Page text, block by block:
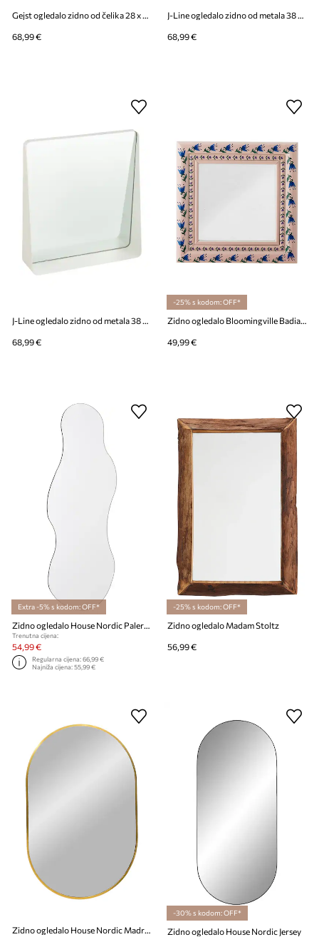
Gejst ogledalo zidno od čelika 28 x 6,5 cm
68,99 €
J-Line ogledalo zidno od metala 38 x 9 x 41 cm
68,99 €
68,99 €
-25% s kodom: OFF*
49,99 €
Extra -5% s kodom: OFF*
Zidno ogledalo House Nordic Palermo 40 x 80 cm
Trenutna cijena:
54,99 €
Regularna cijena:66,99 €
Najniža cijena:55,99 €
-25% s kodom: OFF*
Zidno ogledalo Madam Stoltz
56,99 €
Zidno ogledalo House Nordic Madrid
-30% s kodom: OFF*
Zidno ogledalo House Nordic Jersey